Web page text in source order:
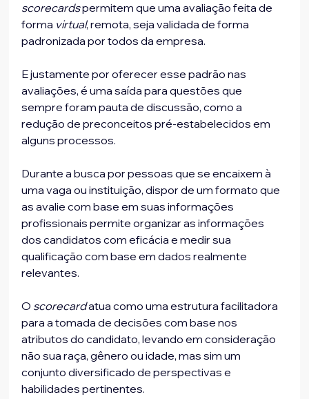
scorecards permitem que uma avaliação feita de
forma virtual, remota, seja validada de forma
padronizada por todos da empresa.
E justamente por oferecer esse padrão nas
avaliações, é uma saída para questões que
sempre foram pauta de discussão, como a
redução de preconceitos pré-estabelecidos em
alguns processos.
Durante a busca por pessoas que se encaixem à
uma vaga ou instituição, dispor de um formato que
as avalie com base em suas informações
profissionais permite organizar as informações
dos candidatos com eficácia e medir sua
qualificação com base em dados realmente
relevantes.
O scorecard atua como uma estrutura facilitadora
para a tomada de decisões com base nos
atributos do candidato, levando em consideração
não sua raça, gênero ou idade, mas sim um
conjunto diversificado de perspectivas e
habilidades pertinentes.